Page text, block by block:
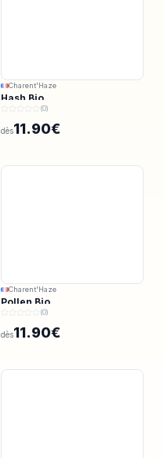
Charent'Haze
Hash Bio
(0)
dès11.90€
Charent'Haze
Pollen Bio
(0)
dès11.90€